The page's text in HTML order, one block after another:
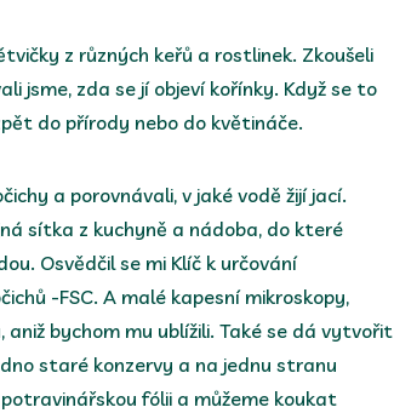
z různých keřů a rostlinek. Zkoušeli
jsme, zda se jí objeví kořínky. Když se to
do přírody nebo do květináče.
a porovnávali, v jaké vodě žijí jací.
sítka z kuchyně a nádoba, do které
Osvědčil se mi Klíč k určování
-FSC. A malé kapesní mikroskopy,
aniž bychom mu ublížili. Také se dá vytvořit
staré konzervy a na jednu stranu
fólii a můžeme koukat